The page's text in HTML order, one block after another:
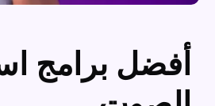
أفضل برامج